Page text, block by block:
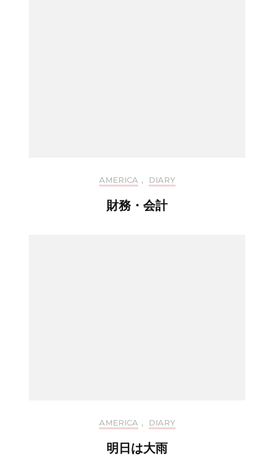
AMERICA , DIARY
財務・会計
AMERICA , DIARY
明日は大雨